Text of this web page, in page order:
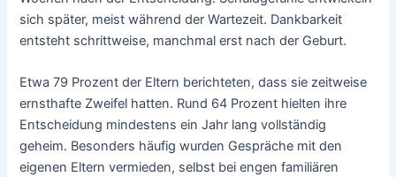
sich später, meist während der Wartezeit. Dankbarkeit
entsteht schrittweise, manchmal erst nach der Geburt.
Etwa 79 Prozent der Eltern berichteten, dass sie zeitweise
ernsthafte Zweifel hatten. Rund 64 Prozent hielten ihre
Entscheidung mindestens ein Jahr lang vollständig
geheim. Besonders häufig wurden Gespräche mit den
eigenen Eltern vermieden, selbst bei engen familiären